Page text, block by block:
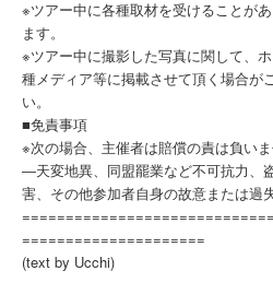
※ツアー中に各種取材を受けることが
ます。
※ツアー中に撮影した写真に関して、
種メディア等に掲載させて頂く場合が
い。
■免責事項
※次の場合、主催者は賠償の責は負いま
―天変地異、同盟罷業など不可抗力、
害、その他参加者自身の故意または過
=====================
(text by Ucchi)